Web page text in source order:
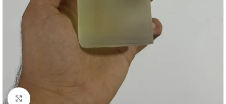
Agrandir